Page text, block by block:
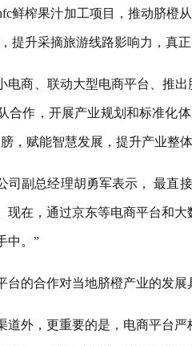
鲜榨果汁加工项目，推动脐橙
提升采摘旅游线路影响力，真正
电商、联动大型电商平台、推
合作，开展产业规划和标准化
，赋能智慧发展，提升产业整体
司副总经理胡勇军表示， 最直
现在，通过京东等电商平台和
中。”
台的合作对当地脐橙产业的发展
道外，更重要的是，电商平台